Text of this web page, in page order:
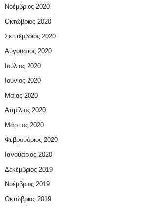
Νοέμβριος 2020
Οκτώβριος 2020
Σεπτέμβριος 2020
Αύγουστος 2020
Ιούλιος 2020
Ιούνιος 2020
Μάιος 2020
Απρίλιος 2020
Μάρτιος 2020
Φεβρουάριος 2020
Ιανουάριος 2020
Δεκέμβριος 2019
Νοέμβριος 2019
Οκτώβριος 2019